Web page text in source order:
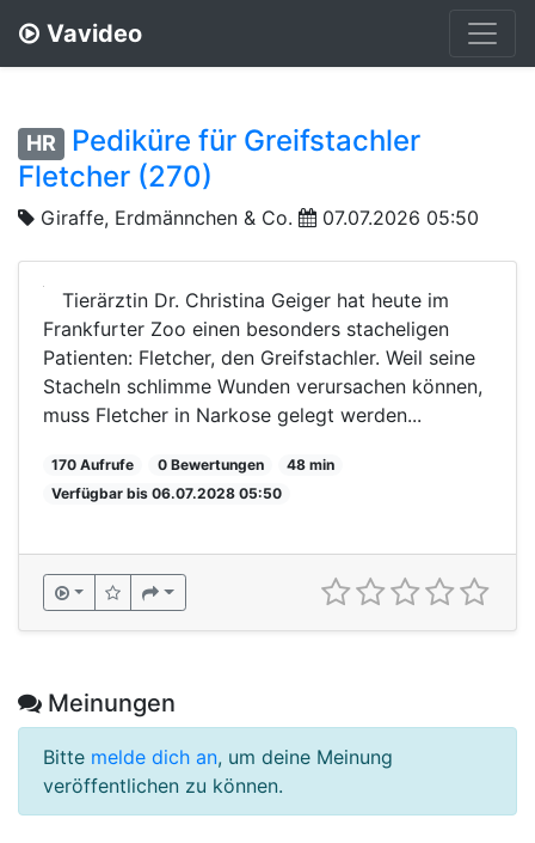
Vavideo
HR
Pediküre für Greifstachler
Fletcher (270)
Giraffe, Erdmännchen & Co. 07.07.2026 05:50
Tierärztin Dr. Christina Geiger hat heute im
Frankfurter Zoo einen besonders stacheligen
Patienten: Fletcher, den Greifstachler. Weil seine
Stacheln schlimme Wunden verursachen können,
muss Fletcher in Narkose gelegt werden...
170 Aufrufe 0 Bewertungen
48 min
Verfügbar bis 06.07.2028 05:50
Meinungen
Bitte melde dich an, um deine Meinung
veröffentlichen zu können.